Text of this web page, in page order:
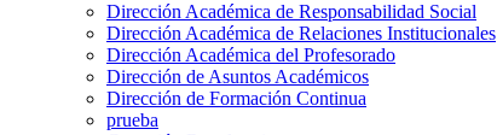
Dirección Académica de Responsabilidad Social
Dirección Académica de Relaciones Institucionales
Dirección Académica del Profesorado
Dirección de Asuntos Académicos
Dirección de Formación Continua
prueba